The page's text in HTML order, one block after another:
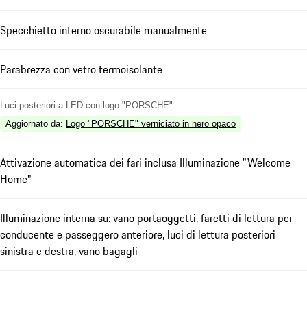
Specchietto interno oscurabile manualmente
Parabrezza con vetro termoisolante
Luci posteriori a LED con logo "PORSCHE"
Aggiornato da: Logo "PORSCHE" verniciato in nero opaco
Attivazione automatica dei fari inclusa Illuminazione "Welcome
Home"
Illuminazione interna su: vano portaoggetti, faretti di lettura per
conducente e passeggero anteriore, luci di lettura posteriori
sinistra e destra, vano bagagli